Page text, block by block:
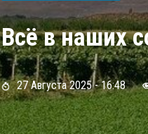
Всё в наших
27 Августа 2025 - 16:48